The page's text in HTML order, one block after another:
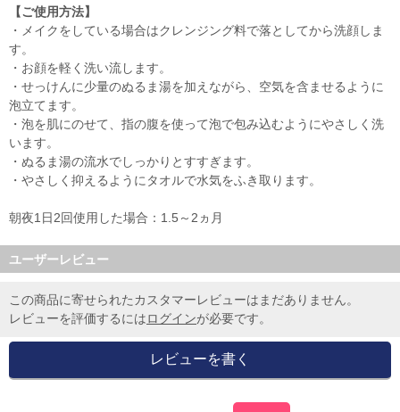
【ご使用方法】
・メイクをしている場合はクレンジング料で落としてから洗顔しま
す。
・お顔を軽く洗い流します。
・せっけんに少量のぬるま湯を加えながら、空気を含ませるように
泡立てます。
・泡を肌にのせて、指の腹を使って泡で包み込むようにやさしく洗
います。
・ぬるま湯の流水でしっかりとすすぎます。
・やさしく抑えるようにタオルで水気をふき取ります。
朝夜1日2回使用した場合：1.5～2ヵ月
ユーザーレビュー
この商品に寄せられたカスタマーレビューはまだありません。
レビューを評価するにはログインが必要です。